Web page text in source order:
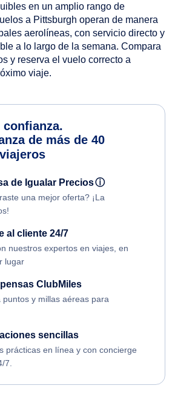
en un amplio rango de
a Pittsburgh operan de manera
aerolíneas, con servicio directo y
a lo largo de la semana. Compara
y reserva el vuelo correcto a
viaje.
confianza.
de más de 40
de Igualar Preciosⓘ
una mejor oferta? ¡La
al cliente 24/7
nuestros expertos en viajes, en
lugar
ClubMiles
puntos y millas aéreas para
sencillas
prácticas en línea y con concierge
7.